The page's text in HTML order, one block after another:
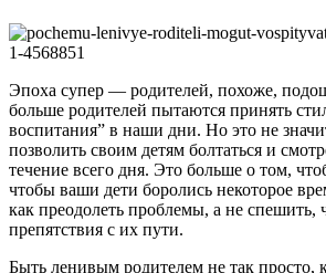
Эпоха супер — родителей, похоже,
больше родителей пытаются принять
воспитания” в наши дни. Но это не
позволить своим детям болтаться и
течение всего дня. Это больше о том,
чтобы ваши дети боролись некоторое
как преодолеть проблемы, а не спешить,
препятствия с их пути.
Быть ленивым родителем не так просто,